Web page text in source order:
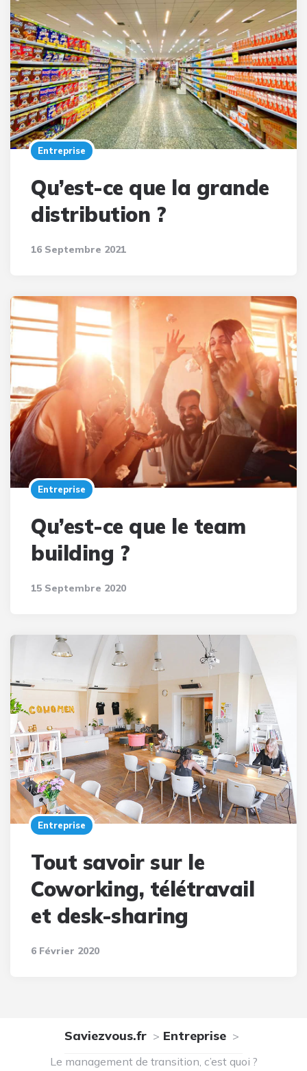
Entreprise
Qu’est-ce que la grande
distribution ?
16 Septembre 2021
Entreprise
Qu’est-ce que le team
building ?
15 Septembre 2020
Entreprise
Tout savoir sur le
Coworking, télétravail
et desk-sharing
6 Février 2020
Saviezvous.fr Entreprise
Le management de transition, c’est quoi ?